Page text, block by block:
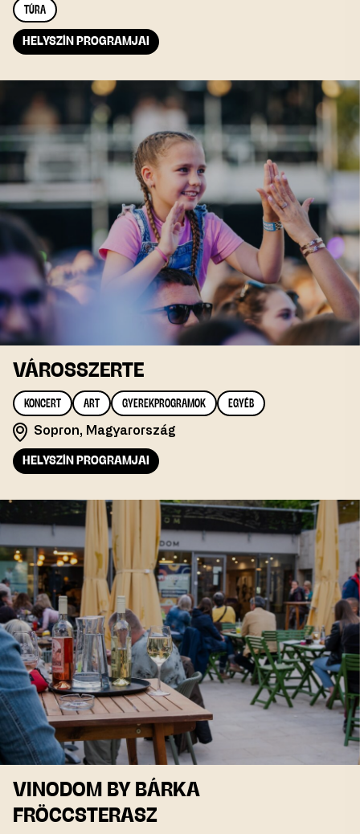
TÚRA
HELYSZÍN PROGRAMJAI
VÁROSSZERTE
KONCERT ART GYEREKPROGRAMOK EGYÉB
Sopron, Magyarország
HELYSZÍN PROGRAMJAI
VINODOM BY BÁRKA
FRÖCCSTERASZ